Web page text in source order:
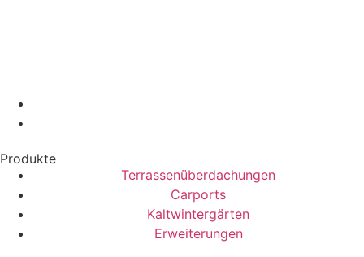
Produkte
Terrassenüberdachungen
Carports
Kaltwintergärten
Erweiterungen